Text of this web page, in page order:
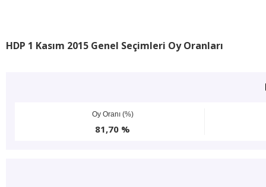
HDP 1 Kasım 2015 Genel Seçimleri Oy Oranları
Oy Oranı (%)
81,70 %